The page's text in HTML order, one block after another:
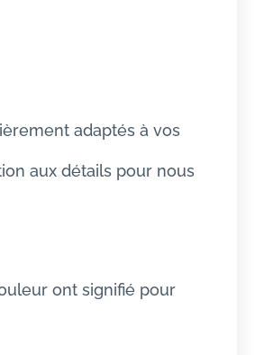
adaptés à vos
aux détails pour nous
ont signifié pour